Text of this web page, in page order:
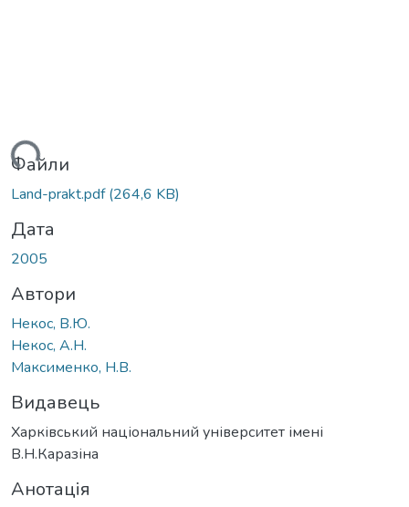
Файли
Land-prakt.pdf(264,6 KB)
Дата
2005
Автори
Некос, В.Ю.
Некос, А.Н.
Максименко, Н.В.
Видавець
Харківський національний університет імені
В.Н.Каразіна
Анотація